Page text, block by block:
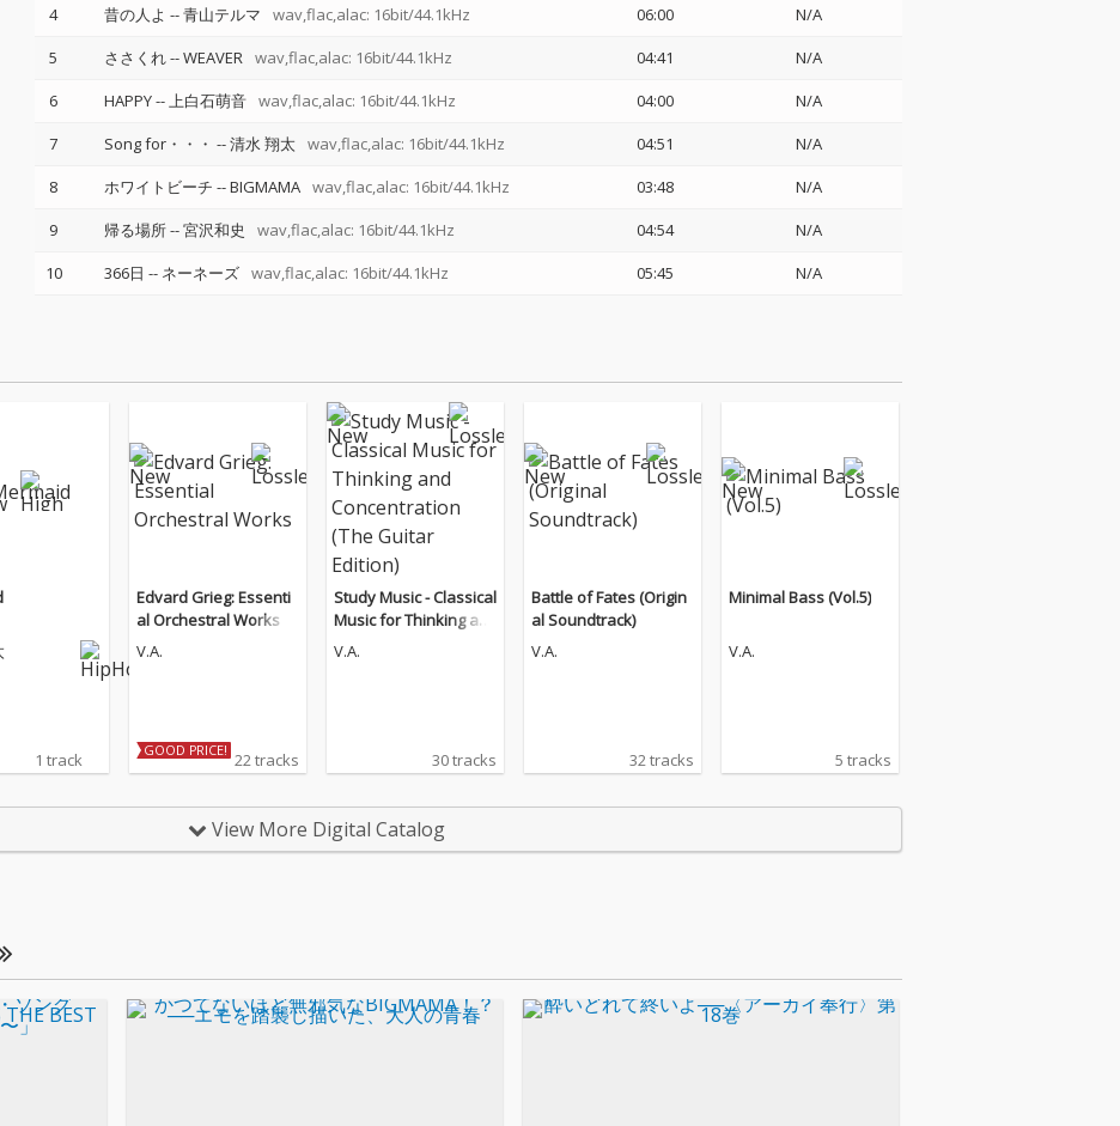
4
昔の人よ --青山テルマ wav,flac,alac: 16bit/44.1kHz 06:00
N/A
5
ささくれ--WEAVER wav,flac,alac: 16bit/44.1kHz 04:41
N/A
6
HAPPY--上白石萌音 wav,flac,alac: 16bit/44.1kHz 04:00
N/A
7
Song for・・・ --清水 翔太 wav,flac,alac: 16bit/44.1kHz 04:51
N/A
8
ホワイトビーチ --BIGMAMA wav,flac,alac: 16bit/44.1kHz 03:48
N/A
9
帰る場所--宮沢和史 wav,flac,alac: 16bit/44.1kHz 04:54
N/A
10
366日 -- ネーネーズ wav,flac,alac: 16bit/44.1kHz 05:45 N/A
1 track
Edvard Grieg: Essenti
al Orchestral Works
V.A.
GOOD PRICE! 22 tracks
Study Music - Classical
Music for Thinking an
d Concentration (The
V.A.
30 tracks
Battle of Fates (Origin
al Soundtrack)
V.A.
32 tracks
Minimal Bass (Vol.5)
V.A.
5 tracks
View More Digital Catalog